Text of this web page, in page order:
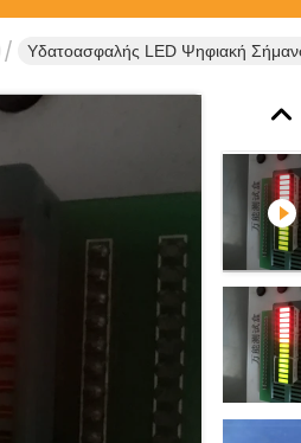
Υδατοασφαλής LED Ψηφιακή